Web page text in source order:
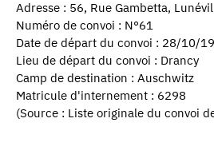
Adresse : 56, Rue Gambetta,
Numéro de convoi : N°61
Date de départ du convoi : 28/10/
Lieu de départ du convoi : Drancy
Camp de destination : Auschwitz
Matricule d'internement : 6298
(Source : Liste originale du convoi